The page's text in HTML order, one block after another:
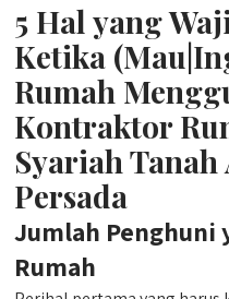
5 Hal yang
Ketika
Rumah
Kontraktor
Syariah
Persada
Jumlah Penghuni
Rumah